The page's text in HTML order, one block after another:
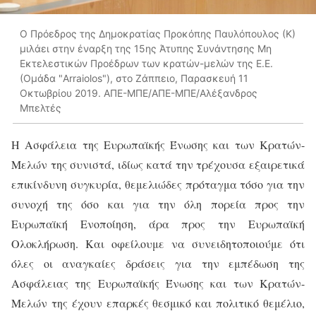
Ο Πρόεδρος της Δημοκρατίας Προκόπης Παυλόπουλος (Κ)
μιλάει στην έναρξη της 15ης Άτυπης Συνάντησης Μη
Εκτελεστικών Προέδρων των κρατών-μελών της Ε.Ε.
(Ομάδα "Arraiolos"), στο Ζάππειο, Παρασκευή 11
Οκτωβρίου 2019. ΑΠΕ-ΜΠΕ/ΑΠΕ-ΜΠΕ/Αλέξανδρος
Μπελτές
Η Ασφάλεια της Ευρωπαϊκής Ένωσης και των Κρατών-
Μελών της συνιστά, ιδίως κατά την τρέχουσα εξαιρετικά
επικίνδυνη συγκυρία, θεμελιώδες πρόταγμα τόσο για την
συνοχή της όσο και για την όλη πορεία προς την
Ευρωπαϊκή Ενοποίηση, άρα προς την Ευρωπαϊκή
Ολοκλήρωση. Και οφείλουμε να συνειδητοποιούμε ότι
όλες οι αναγκαίες δράσεις για την εμπέδωση της
Ασφάλειας της Ευρωπαϊκής Ένωσης και των Κρατών-
Μελών της έχουν επαρκές θεσμικό και πολιτικό θεμέλιο,